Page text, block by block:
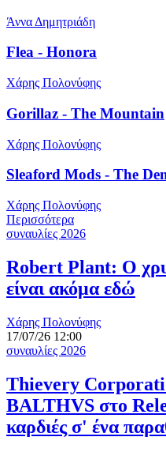
Άννα Δημητριάδη
Flea - Honora
Χάρης Πολονύφης
Gorillaz - The Mountain
Χάρης Πολονύφης
Sleaford Mods - The
Χάρης Πολονύφης
Περισσότερα
συναυλίες 2026
Robert Plant: Ο
είναι ακόμα εδώ
Χάρης Πολονύφης
17/07/26 12:00
συναυλίες 2026
Thievery
BALTHVS στο
καρδιές σ' ένα